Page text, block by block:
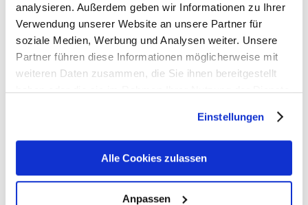
analysieren. Außerdem geben wir Informationen zu Ihrer
Verwendung unserer Website an unsere Partner für
soziale Medien, Werbung und Analysen weiter. Unsere
Partner führen diese Informationen möglicherweise mit
weiteren Daten zusammen, die Sie ihnen bereitgestellt
haben oder die sie im Rahmen Ihrer Nutzung der Dienste
Cookies, wenn Sie unsere Webseite weiterhin nutzen.
Einstellungen
Alle Cookies zulassen
Anpassen
DRINGEND: SonicWall SMA 1000 Series
Vulnerabilities
15. Juli 2026
DRINGEND: SonicOS ist von mehreren
Sicherheitslücken betroffen